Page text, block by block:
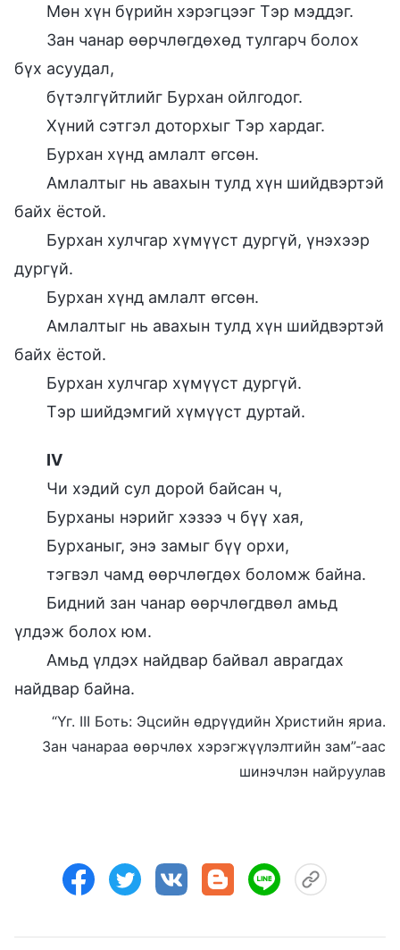
Мөн хүн бүрийн хэрэгцээг Тэр мэддэг.
Зан чанар өөрчлөгдөхөд тулгарч болох
бүх асуудал,
бүтэлгүйтлийг Бурхан ойлгодог.
Хүний сэтгэл доторхыг Тэр хардаг.
Бурхан хүнд амлалт өгсөн.
Амлалтыг нь авахын тулд хүн шийдвэртэй
байх ёстой.
Бурхан хулчгар хүмүүст дургүй, үнэхээр
дургүй.
Бурхан хүнд амлалт өгсөн.
Амлалтыг нь авахын тулд хүн шийдвэртэй
байх ёстой.
Бурхан хулчгар хүмүүст дургүй.
Тэр шийдэмгий хүмүүст дуртай.
IV
Чи хэдий сул дорой байсан ч,
Бурханы нэрийг хэзээ ч бүү хая,
Бурханыг, энэ замыг бүү орхи,
тэгвэл чамд өөрчлөгдөх боломж байна.
Бидний зан чанар өөрчлөгдвөл амьд
үлдэж болох юм.
Амьд үлдэх найдвар байвал аврагдах
найдвар байна.
“Үг. III Боть: Эцсийн өдрүүдийн Христийн яриа.
Зан чанараа өөрчлөх хэрэгжүүлэлтийн зам”-аас
шинэчлэн найруулав